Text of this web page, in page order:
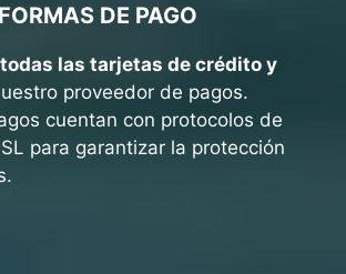
FORMAS DE PAGO
todas las tarjetas de crédito y
proveedor de pagos.
cuentan con protocolos de
para garantizar la protección